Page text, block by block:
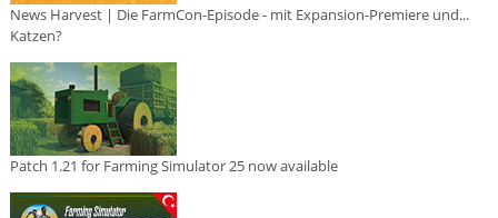
News Harvest | Die FarmCon-Episode - mit Expansion-Premiere und...
Katzen?
Patch 1.21 for Farming Simulator 25 now available